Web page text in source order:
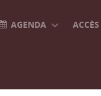
AGENDA ACCÈS